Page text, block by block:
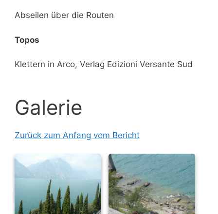
Abseilen über die Routen
Topos
Klettern in Arco, Verlag Edizioni Versante Sud
Galerie
Zurück zum Anfang vom Bericht